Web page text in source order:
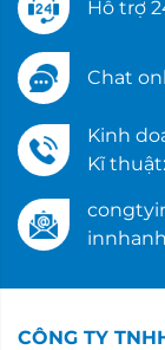
Hỗ trợ
Chat
Kinh
Kĩ
CÔNG TY